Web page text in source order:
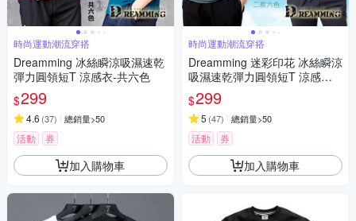
時尚運動潮流穿搭
Dreamming 冰絲瞬涼吸濕速乾
彈力圓領短T 涼感衣-共六色
$299
4.6 (37) 總銷量>50
活動 券
加入購物車
時尚運動潮流穿搭
Dreamming 迷彩印花 冰絲瞬涼
吸濕速乾彈力圓領短T 涼感衣-
共二款
$299
5 (47) 總銷量>50
活動 券
加入購物車